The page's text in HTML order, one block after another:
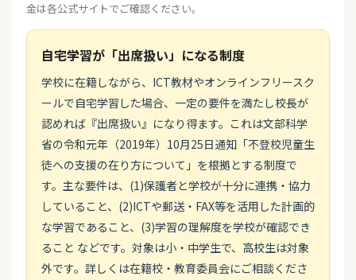
金は各公式サイトでご確認ください。
自宅学習が「出席扱い」になる制度
学校に在籍しながら、ICT教材やオンラインフリースク
ールで自宅学習した場合、一定の要件を満たし校長が
認めれば『出席扱い』になり得ます。これは文部科学
省の令和元年（2019年）10月25日通知「不登校児童生
徒への支援の在り方について」を根拠とする制度で
す。主な要件は、(1)保護者と学校が十分に連携・協力
していること、(2)ICTや郵送・FAX等を活用した計画的
な学習であること、(3)学習の理解度を学校が確認でき
ること などです。対象は小・中学生で、高校生は対象
外です。詳しくは在籍校・教育委員会にご相談くださ